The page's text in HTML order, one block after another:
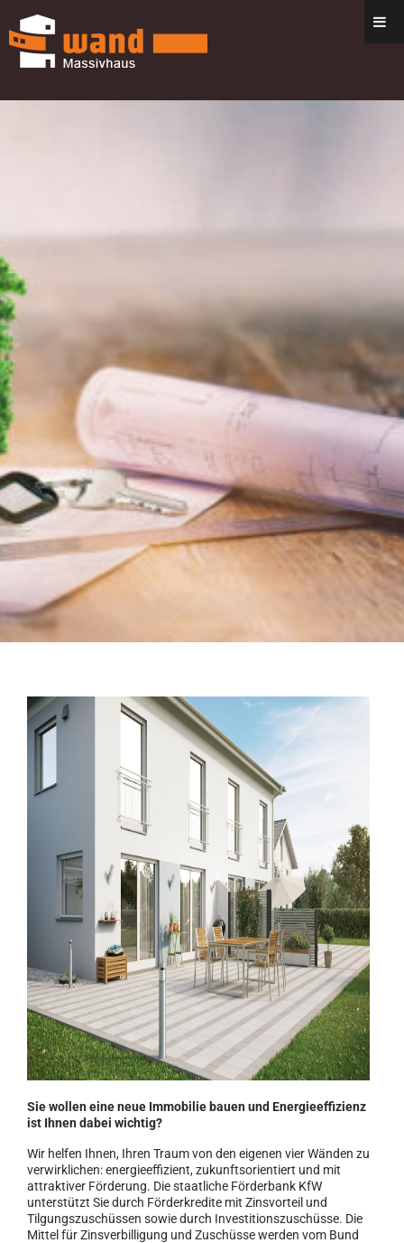
Sie wollen eine neue Immobilie bauen und Energieeffizienz
ist Ihnen dabei wichtig?
Wir helfen Ihnen, Ihren Traum von den eigenen vier Wänden zu
verwirklichen: energieeffizient, zukunftsorientiert und mit
attraktiver Förderung. Die staatliche Förderbank KfW
unterstützt Sie durch Förderkredite mit Zinsvorteil und
Tilgungszuschüssen sowie durch Investitionszuschüsse. Die
Mittel für Zinsverbilligung und Zuschüsse werden vom Bund